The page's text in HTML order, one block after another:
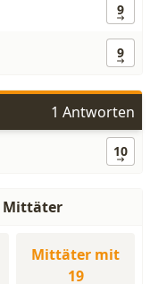
9
9
1 Antworten
10
Mittäter
Mittäter mit
19